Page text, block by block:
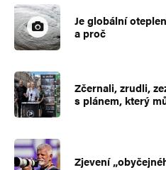
Je globální
a proč
Zčernali, zrudli,
s plánem, který
Zjevení